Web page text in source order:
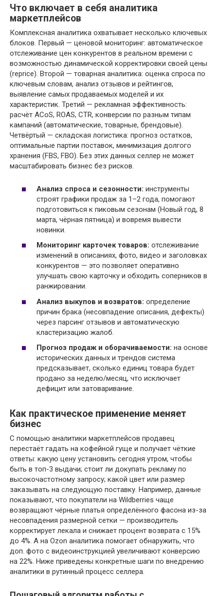
Что включает в себя аналитика
маркетплейсов
Комплексная аналитика охватывает несколько ключевых
блоков. Первый — ценовой мониторинг: автоматическое
отслеживание цен конкурентов в реальном времени с
возможностью динамической корректировки своей цены
(reprice). Второй — товарная аналитика: оценка спроса по
ключевым словам, анализ отзывов и рейтингов,
выявление самых продаваемых моделей и их
характеристик. Третий — рекламная эффективность:
расчёт ACoS, ROAS, CTR, конверсии по разным типам
кампаний (автоматические, товарные, брендовые).
Четвёртый — складская логистика: прогноз остатков,
оптимальные партии поставок, минимизация долгого
хранения (FBS, FBO). Без этих данных селлер не может
масштабировать бизнес без рисков.
Анализ спроса и сезонности: инструменты
строят графики продаж за 1–2 года, помогают
подготовиться к пиковым сезонам (Новый год, 8
марта, чёрная пятница) и вовремя вывести
новинки.
Мониторинг карточек товаров: отслеживание
изменений в описаниях, фото, видео и заголовках
конкурентов — это позволяет оперативно
улучшать свою карточку и обходить соперников в
ранжировании.
Анализ выкупов и возвратов: определение
причин брака (несовпадение описания, дефекты)
через парсинг отзывов и автоматическую
кластеризацию жалоб.
Прогноз продаж и оборачиваемости: на основе
исторических данных и трендов система
предсказывает, сколько единиц товара будет
продано за неделю/месяц, что исключает
дефицит или затоваривание.
Как практическое применение меняет
бизнес
С помощью аналитики маркетплейсов продавец
перестаёт гадать на кофейной гуще и получает чёткие
ответы: какую цену установить сегодня утром, чтобы
быть в топ-3 выдачи; стоит ли докупать рекламу по
высокочастотному запросу; какой цвет или размер
заказывать на следующую поставку. Например, данные
показывают, что покупатели на Wildberries чаще
возвращают чёрные платья определённого фасона из-за
несовпадения размерной сетки — производитель
корректирует лекала и снижает процент возврата с 15%
до 4%. А на Ozon аналитика помогает обнаружить, что
доп. фото с видеоинструкцией увеличивают конверсию
на 22%. Ниже приведены конкретные шаги по внедрению
аналитики в рутинный процесс селлера.